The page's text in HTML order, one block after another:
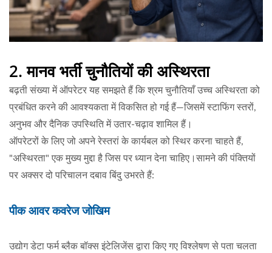
2. मानव भर्ती चुनौतियों की अस्थिरता
बढ़ती संख्या में ऑपरेटर यह समझते हैं कि श्रम चुनौतियाँ उच्च अस्थिरता को
प्रबंधित करने की आवश्यकता में विकसित हो गई हैं—जिसमें स्टाफिंग स्तरों,
अनुभव और दैनिक उपस्थिति में उतार-चढ़ाव शामिल हैं।
ऑपरेटरों के लिए जो अपने रेस्तरां के कार्यबल को स्थिर करना चाहते हैं,
"अस्थिरता" एक मुख्य मुद्दा है जिस पर ध्यान देना चाहिए।सामने की पंक्तियों
पर अक्सर दो परिचालन दबाव बिंदु उभरते हैं:
पीक आवर कवरेज जोखिम
उद्योग डेटा फर्म ब्लैक बॉक्स इंटेलिजेंस द्वारा किए गए विश्लेषण से पता चलता